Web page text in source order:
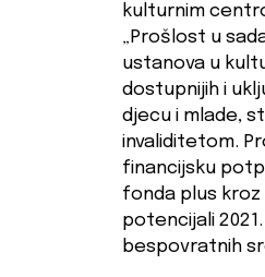
kulturnim
„Prošlost u
ustanova u
dostupnijih i
djecu i mlade,
invaliditetom.
financijsku
fonda plus kroz
potencijali
bespovratnih